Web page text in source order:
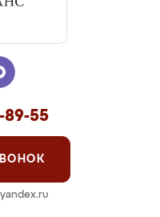
89-55